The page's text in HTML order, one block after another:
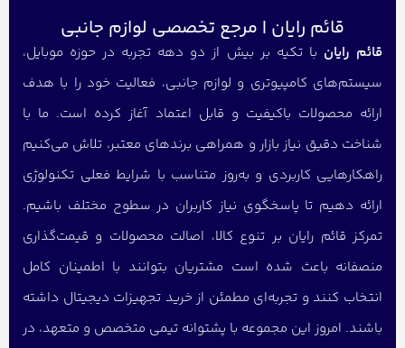
قائم رایان | مرجع تخصصی لوازم جانبی
قائم رایان با تکیه بر بیش از دو دهه تجربه در حوزه موبایل،
سیستم‌های کامپیوتری و لوازم جانبی، فعالیت خود را با هدف
ارائه محصولات باکیفیت و قابل اعتماد آغاز کرده است. ما با
شناخت دقیق نیاز بازار و همراهی برندهای معتبر، تلاش می‌کنیم
راهکارهایی کاربردی و به‌روز متناسب با شرایط فعلی تکنولوژی
ارائه دهیم تا پاسخگوی نیاز کاربران در سطوح مختلف باشیم.
تمرکز قائم رایان بر تنوع کالا، اصالت محصولات و قیمت‌گذاری
منصفانه باعث شده است مشتریان بتوانند با اطمینان کامل
انتخاب کنند و تجربه‌ای مطمئن از خرید تجهیزات دیجیتال داشته
باشند. امروز این مجموعه با پشتوانه تیمی متخصص و متعهد، در